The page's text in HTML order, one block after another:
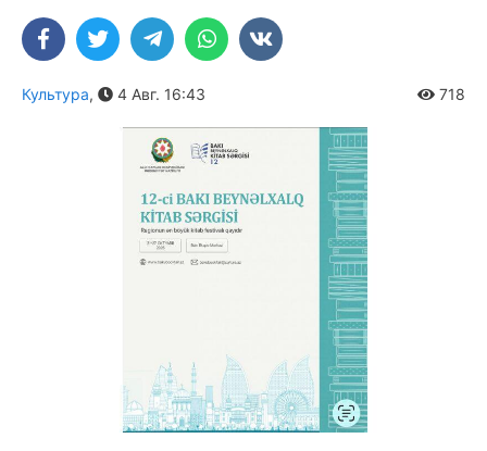
Культура, 4 Авг. 16:43 718